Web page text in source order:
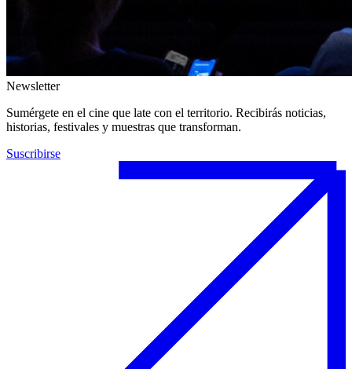
Newsletter
Sumérgete en el cine que late con el territorio. Recibirás noticias,
historias, festivales y muestras que transforman.
Suscribirse